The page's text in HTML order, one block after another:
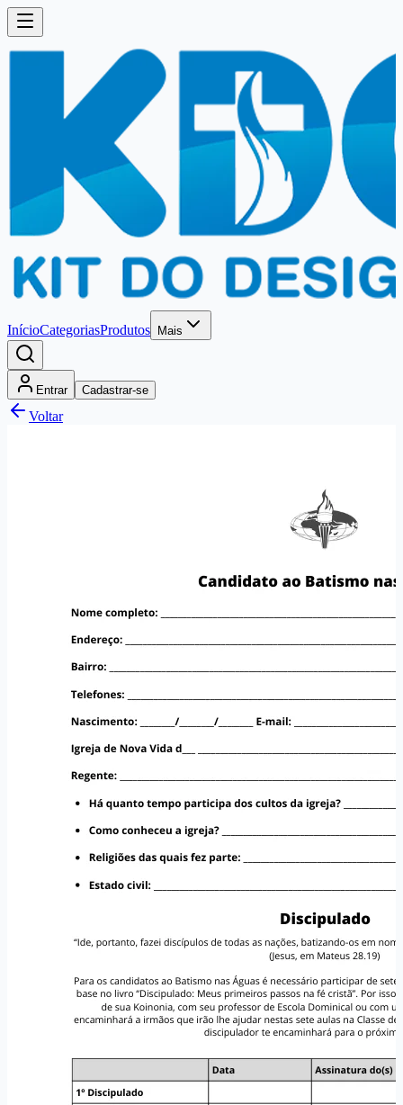
InícioCategoriasProdutos Mais
Entrar Cadastrar-se
Voltar